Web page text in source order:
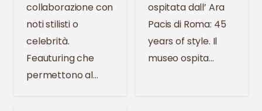
collaborazione con
noti stilisti o
celebrità.
Feauturing che
permettono al…
ospitata dall’ Ara
Pacis di Roma: 45
years of style. Il
museo ospita…